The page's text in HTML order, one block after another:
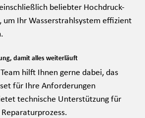
beliebter Hochdruck-
um Ihr Wasserstrahlsystem effizient
damit alles weiterläuft
hilft Ihnen gerne dabei, das
für Ihre Anforderungen
technische Unterstützung für